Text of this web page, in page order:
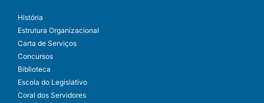
História
Estrutura Organizacional
Carta de Serviços
Concursos
Biblioteca
Escola do Legislativo
Coral dos Servidores